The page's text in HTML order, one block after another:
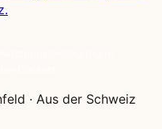
· Aus der Schweiz